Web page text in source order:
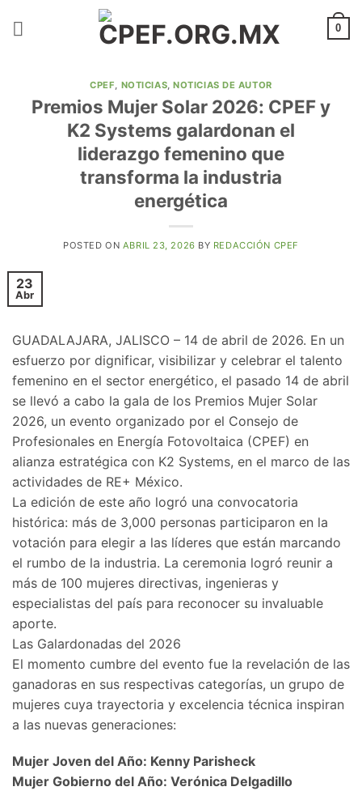
0
CPEF, NOTICIAS,NOTICIAS DE AUTOR
Premios Mujer Solar 2026: CPEF y
K2 Systems galardonan el
liderazgo femenino que
transforma la industria
energética
POSTED ON ABRIL 23, 2026 BY REDACCIÓN CPEF
23
Abr
​GUADALAJARA, JALISCO – 14 de abril de 2026. En un
esfuerzo por dignificar, visibilizar y celebrar el talento
femenino en el sector energético, el pasado 14 de abril
se llevó a cabo la gala de los Premios Mujer Solar
2026, un evento organizado por el Consejo de
Profesionales en Energía Fotovoltaica (CPEF) en
alianza estratégica con K2 Systems, en el marco de las
actividades de RE+ México.
​La edición de este año logró una convocatoria
histórica: más de 3,000 personas participaron en la
votación para elegir a las líderes que están marcando
el rumbo de la industria. La ceremonia logró reunir a
más de 100 mujeres directivas, ingenieras y
especialistas del país para reconocer su invaluable
aporte.
​Las Galardonadas del 2026
​El momento cumbre del evento fue la revelación de las
ganadoras en sus respectivas categorías, un grupo de
mujeres cuya trayectoria y excelencia técnica inspiran
a las nuevas generaciones:
​Mujer Joven del Año: Kenny Parisheck
​Mujer Gobierno del Año: Verónica Delgadillo